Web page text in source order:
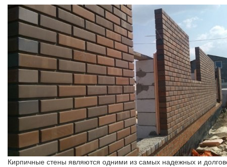
Кирпичные стены являются одними из самых надежных и